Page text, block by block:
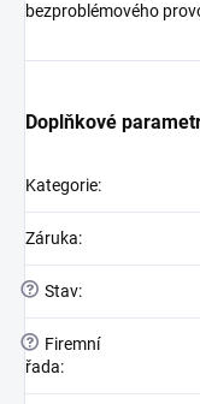
bezproblémového
Doplňkové
Kategorie:
Záruka:
? Stav:
?
Firemní
řada: